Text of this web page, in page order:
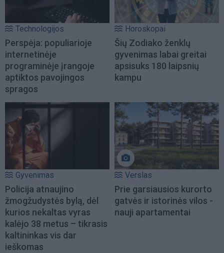
Technologijos
Perspėja: populiarioje
internetinėje
programinėje įrangoje
aptiktos pavojingos
spragos
Horoskopai
Šių Zodiako ženklų
gyvenimas labai greitai
apsisuks 180 laipsnių
kampu
Gyvenimas
Policija atnaujino
žmogžudystės bylą, dėl
kurios nekaltas vyras
kalėjo 38 metus – tikrasis
kaltininkas vis dar
ieškomas
Verslas
Prie garsiausios kurorto
gatvės ir istorinės vilos -
nauji apartamentai